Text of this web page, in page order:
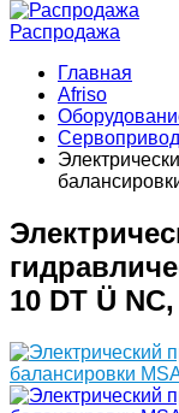
Распродажа
Главная
Afriso
10 DT Ü